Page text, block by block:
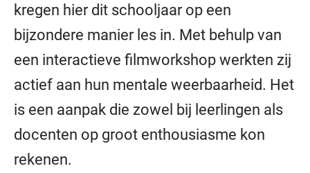
kregen hier dit schooljaar op een
bijzondere manier les in. Met behulp van
een interactieve filmworkshop werkten zij
actief aan hun mentale weerbaarheid. Het
is een aanpak die zowel bij leerlingen als
docenten op groot enthousiasme kon
rekenen.